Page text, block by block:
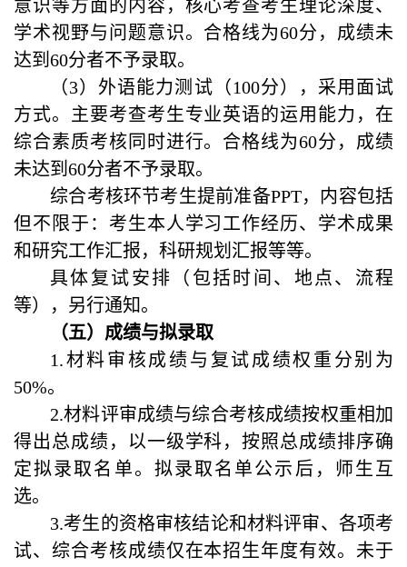
意识等方面的内容，核心考查考生理论深度、
学术视野与问题意识。合格线为60分，成绩未
达到60分者不予录取。
（3）外语能力测试（100分），采用面试
方式。主要考查考生专业英语的运用能力，在
综合素质考核同时进行。合格线为60分，成绩
未达到60分者不予录取。
综合考核环节考生提前准备PPT，内容包括
但不限于：考生本人学习工作经历、学术成果
和研究工作汇报，科研规划汇报等等。
具体复试安排（包括时间、地点、流程
等），另行通知。
（五）成绩与拟录取
1.材料审核成绩与复试成绩权重分别为
50%。
2.材料评审成绩与综合考核成绩按权重相加
得出总成绩，以一级学科，按照总成绩排序确
定拟录取名单。拟录取名单公示后，师生互
选。
3.考生的资格审核结论和材料评审、各项考
试、综合考核成绩仅在本招生年度有效。未于